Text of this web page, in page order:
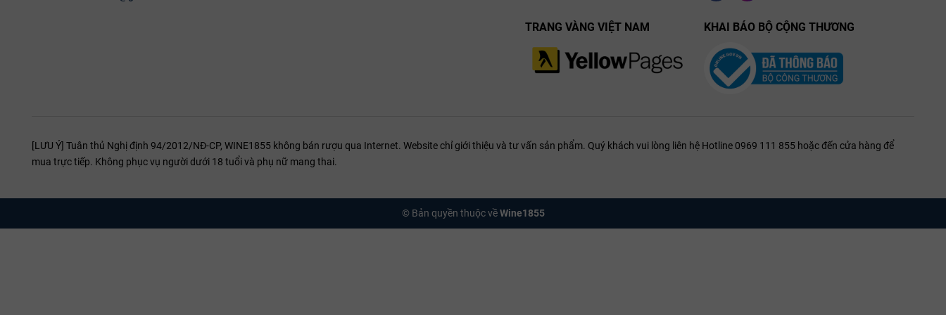
Rượu phù hợp nhất với tất cả các loại món thịt đậm đà như: thịt bê, thịt lợn, thịt bò, thịt cừu, vịt, thịt thú săn, gà quay, các món quay, om và nướng
TRANG VÀNG VIỆT NAM KHAI BÁO BỘ CỘNG THƯƠNG
[LƯU Ý] Tuân thủ Nghị định 94/2012/NĐ-CP, WINE1855 không bán rượu qua Internet. Website chỉ giới thiệu và tư vấn sản phẩm. Quý khách vui lòng liên hệ Hotline 0969 111 855 hoặc đến cửa hàng để
mua trực tiếp. Không phục vụ người dưới 18 tuổi và phụ nữ mang thai.
© Bản quyền thuộc vềWine1855